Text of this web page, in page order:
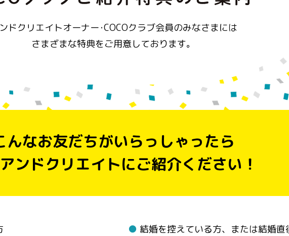
ドクリエイトオーナー･COCOクラブ会員のみなさまには
さまざまな特典をご用意しております。
んなお友だちがいらっしゃったら
ンドクリエイトにご紹介ください！
● 結婚を控えている方、または結婚直